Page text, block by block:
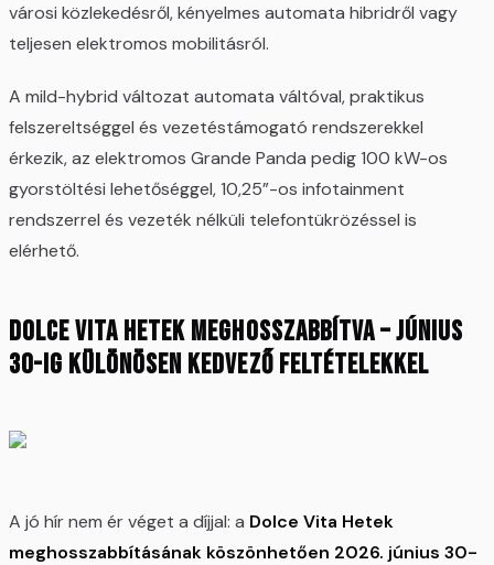
városi közlekedésről, kényelmes automata hibridről vagy
teljesen elektromos mobilitásról.
A mild-hybrid változat automata váltóval, praktikus
felszereltséggel és vezetéstámogató rendszerekkel
érkezik, az elektromos Grande Panda pedig 100 kW-os
gyorstöltési lehetőséggel, 10,25”-os infotainment
rendszerrel és vezeték nélküli telefontükrözéssel is
elérhető.
Dolce Vita Hetek meghosszabbítva – június
30-ig különösen kedvező feltételekkel
A jó hír nem ér véget a díjjal: a Dolce Vita Hetek
meghosszabbításának köszönhetően 2026. június 30-